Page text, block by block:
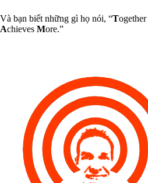
Và bạn biết những gì họ nói, “Together
Achieves More.”